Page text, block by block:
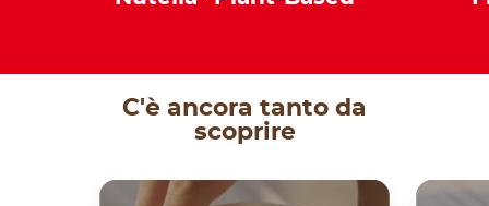
C'è ancora tanto da
scoprire